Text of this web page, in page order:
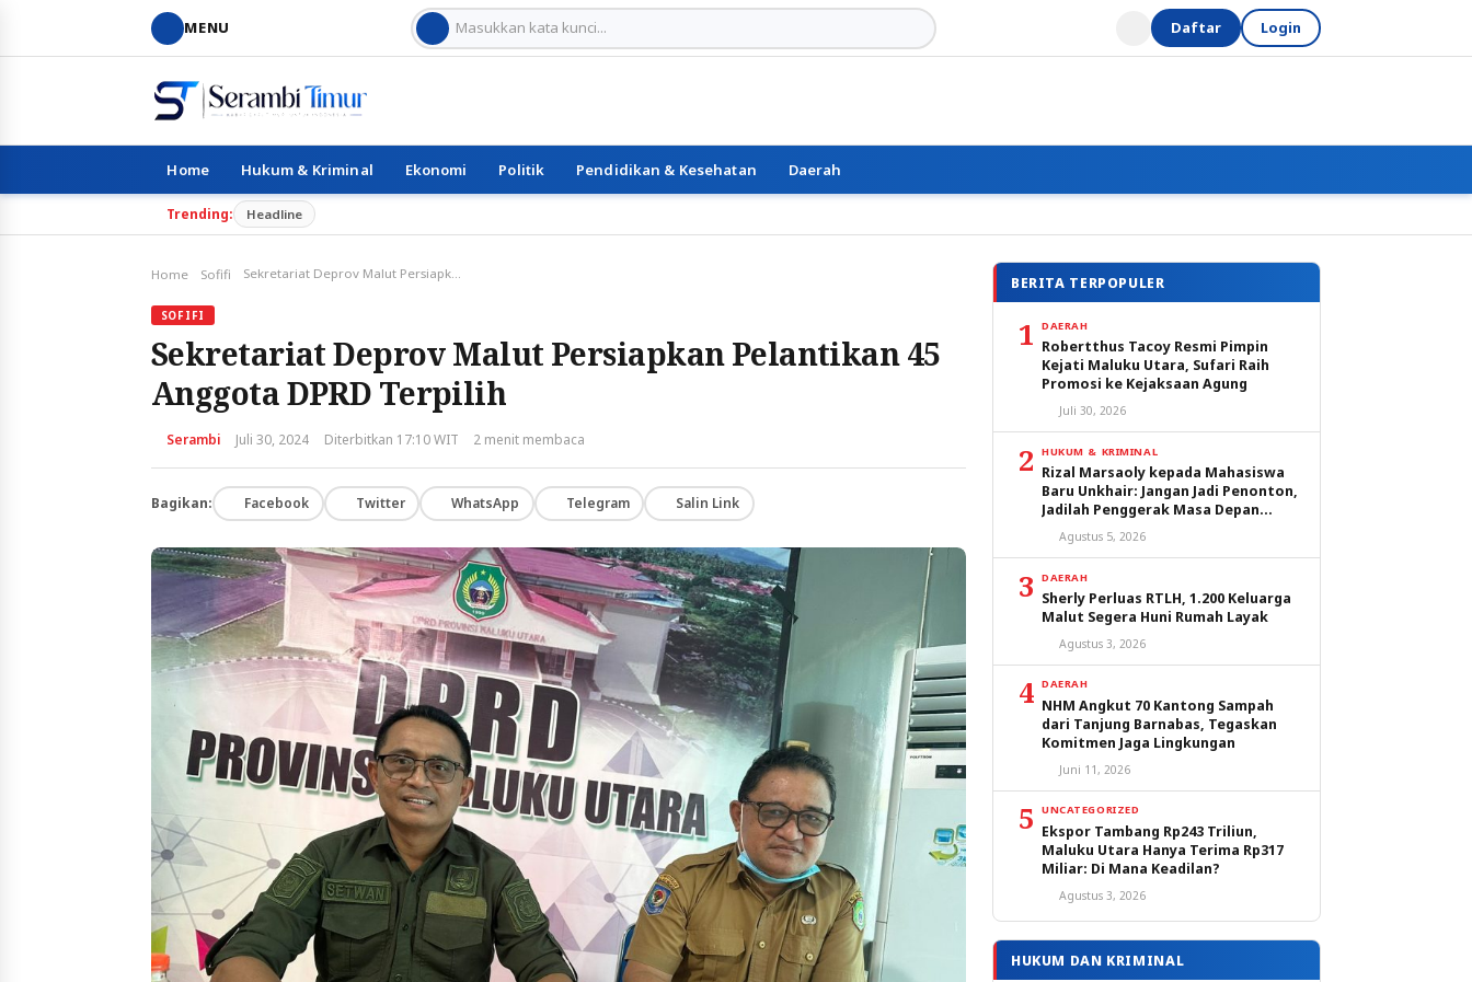
MENU Daftar Login
Home Hukum & Kriminal Ekonomi Politik Pendidikan & Kesehatan Daerah
Trending: Headline
Home Sofifi Sekretariat Deprov Malut Persiapkan Pelantikan 45 Anggota DPRD Terpilih
SOFIFI
Sekretariat Deprov Malut Persiapkan Pelantikan 45
Anggota DPRD Terpilih
Serambi Juli 30, 2024 Diterbitkan 17:10 WIT 2 menit membaca
Bagikan: Facebook Twitter WhatsApp Telegram Salin Link
BERITA TERPOPULER
1 DAERAH
Robertthus Tacoy Resmi Pimpin
Kejati Maluku Utara, Sufari Raih
Promosi ke Kejaksaan Agung
Juli 30, 2026
2 HUKUM & KRIMINAL
Rizal Marsaoly kepada Mahasiswa
Baru Unkhair: Jangan Jadi Penonton,
Jadilah Penggerak Masa Depan
Ternate dan Maluku Utara
Agustus 5, 2026
3 DAERAH
Sherly Perluas RTLH, 1.200 Keluarga
Malut Segera Huni Rumah Layak
Agustus 3, 2026
4 DAERAH
NHM Angkut 70 Kantong Sampah
dari Tanjung Barnabas, Tegaskan
Komitmen Jaga Lingkungan
Juni 11, 2026
5 UNCATEGORIZED
Ekspor Tambang Rp243 Triliun,
Maluku Utara Hanya Terima Rp317
Miliar: Di Mana Keadilan?
Agustus 3, 2026
HUKUM DAN KRIMINAL